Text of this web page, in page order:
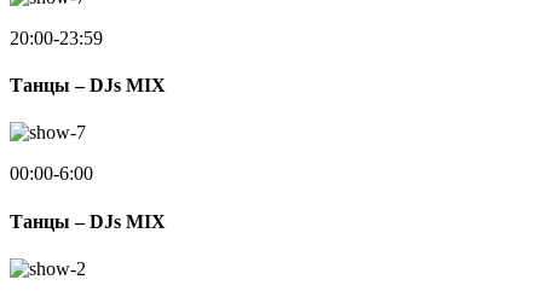
20:00-23:59
Танцы – DJs MIX
00:00-6:00
Танцы – DJs MIX